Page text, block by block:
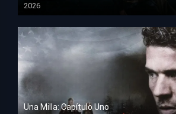
2026
TS Screener
Una Milla: Capítulo Uno